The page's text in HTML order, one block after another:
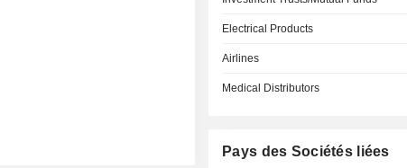
Electrical Products
Airlines
Medical Distributors
Pays des Sociétés liées